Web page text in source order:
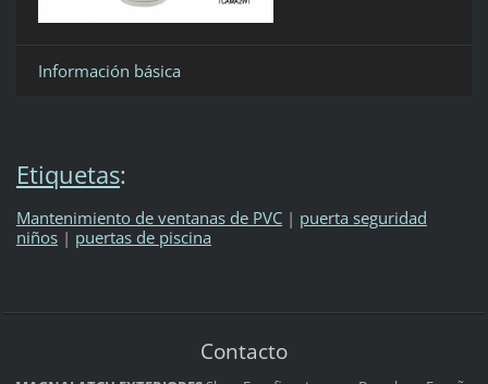
Información básica
Etiquetas:
Mantenimiento de ventanas de PVC | puerta seguridad
niños | puertas de piscina
Contacto